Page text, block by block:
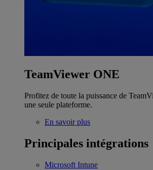
TeamViewer ONE
Profitez de toute la puissance de
une seule plateforme.
En savoir plus
Principales intégrations
Microsoft Intune